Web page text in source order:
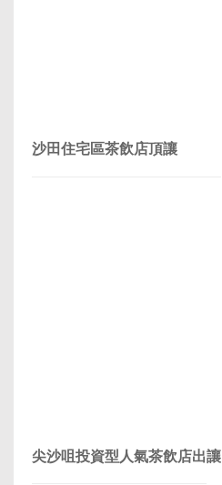
沙田住宅區茶飲店頂讓
尖沙咀投資型人氣茶飲店出讓